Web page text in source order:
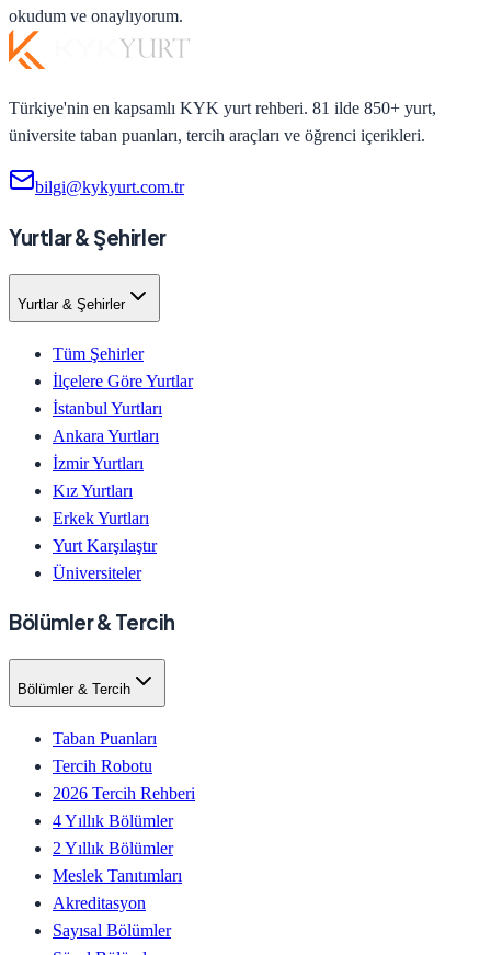
okudum ve onaylıyorum.
Türkiye'nin en kapsamlı KYK yurt rehberi. 81 ilde 850+ yurt,
üniversite taban puanları, tercih araçları ve öğrenci içerikleri.
bilgi@kykyurt.com.tr
Yurtlar & Şehirler
Yurtlar & Şehirler
Tüm Şehirler
İlçelere Göre Yurtlar
İstanbul Yurtları
Ankara Yurtları
İzmir Yurtları
Kız Yurtları
Erkek Yurtları
Yurt Karşılaştır
Üniversiteler
Bölümler & Tercih
Bölümler & Tercih
Taban Puanları
Tercih Robotu
2026 Tercih Rehberi
4 Yıllık Bölümler
2 Yıllık Bölümler
Meslek Tanıtımları
Akreditasyon
Sayısal Bölümler